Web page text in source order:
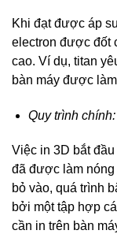
Khi đạt được áp
electron được đốt
cao. Ví dụ, titan
bàn máy được
Quy trình chính:
Việc in 3D bắt
đã được làm
bỏ vào, quá trình
bởi một tập hợp
cần in trên bàn